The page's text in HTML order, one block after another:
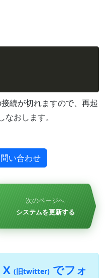
続が切れますので、再起
おします。
い合わせ
次のページへ
システムを更新する
X (旧twitter) でフォ